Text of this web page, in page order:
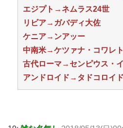
エジプト→ネムラス24世
リビア→ガバディ大佐
ケニア→ンアッー
中南米→ケツァナ・コワレ
古代ローマ→センピウス・
アンドロイド→タドコロイド